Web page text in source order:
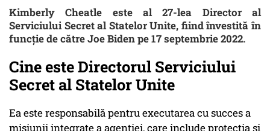
Kimberly Cheatle este al 27-lea Director al
Serviciului Secret al Statelor Unite, fiind învestită în
funcție de către Joe Biden pe 17 septembrie 2022.
Cine este Directorul Serviciului
Secret al Statelor Unite
Ea este responsabilă pentru executarea cu succes a
misiunii integrate a agenției, care include protecția și